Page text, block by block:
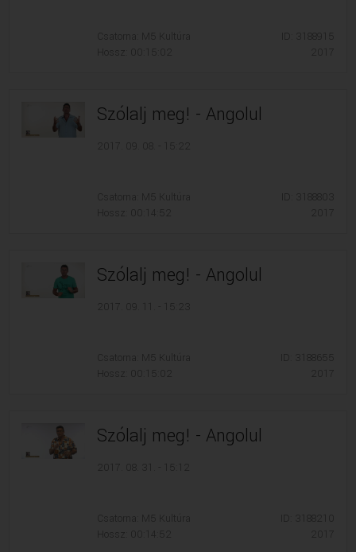
Csatorna: M5 Kultúra
Hossz: 00:15:02
2017
Szólalj meg! - Angolul
2017. 09. 08. - 15:22
Csatorna: M5 Kultúra
Hossz: 00:14:52
2017
Szólalj meg! - Angolul
2017. 09. 11. - 15:23
Csatorna: M5 Kultúra
Hossz: 00:15:02
2017
Szólalj meg! - Angolul
2017. 08. 31. - 15:12
Csatorna: M5 Kultúra
Hossz: 00:14:52
2017